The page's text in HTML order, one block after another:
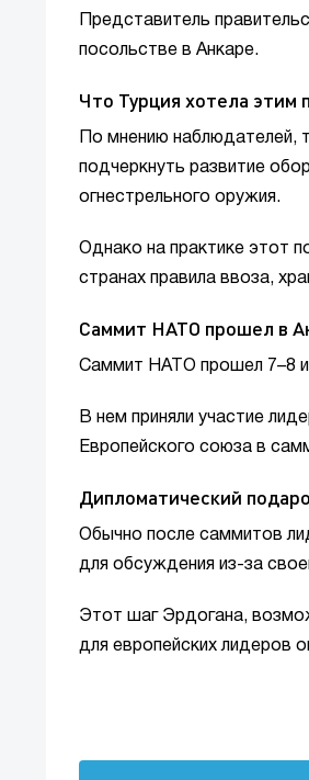
Представитель
посольстве в Анкаре.
Что Турция хотела этим
По мнению наблюдателей,
подчеркнуть развитие
огнестрельного оружия.
Однако на практике этот
странах правила ввоза,
Саммит НАТО прошел в
Саммит НАТО прошел 7–8
В нем приняли участие
Европейского союза в
Дипломатический
Обычно после саммитов
для обсуждения из-за
Этот шаг Эрдогана,
для европейских лидеров